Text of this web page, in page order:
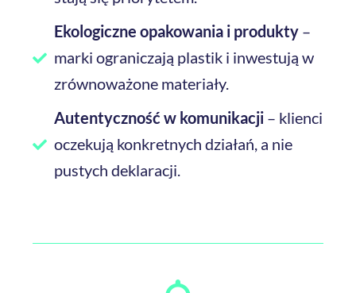
Ekologiczne opakowania i produkty –
marki ograniczają plastik i inwestują w
zrównoważone materiały.
Autentyczność w komunikacji – klienci
oczekują konkretnych działań, a nie
pustych deklaracji.